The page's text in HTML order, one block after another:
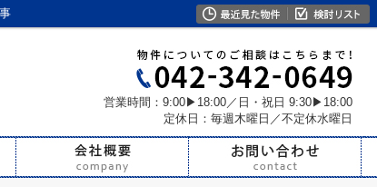
営業時間：9:00▶18:00／日・祝日 9:30▶18:00
定休日：毎週木曜日／不定休水曜日